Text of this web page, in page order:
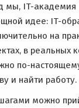
мы, IT-
идее: IT-
на
в реальных
по-
и найти работу.
можно